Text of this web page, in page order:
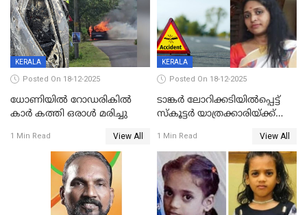
KERALA
Posted On 18-12-2025
ധോണിയിൽ റോഡരികിൽ
കാർ കത്തി ഒരാൾ മരിച്ചു
1 Min Read View All
KERALA
Posted On 18-12-2025
ടാങ്കർ ലോറിക്കടിയിൽപ്പെട്ട്
സ്കൂട്ടർ യാത്രക്കാരിയ്ക്ക്
കണ്ടോത്ത് ദേശീയ പാതയിൽ
1 Min Read View All